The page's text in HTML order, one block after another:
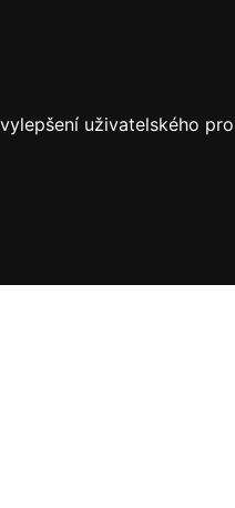
uživatelského